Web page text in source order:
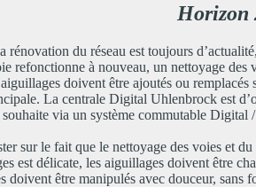
Horizon
rénovation du réseau est toujours
refonctionne à nouveau, un nettoyage
doivent être ajoutés ou
La centrale Digital Uhlenbrock est
via un système commutable Digital
sur le fait que le nettoyage des voies et
est délicate, les aiguillages doivent être
doivent être manipulés avec douceur, sans